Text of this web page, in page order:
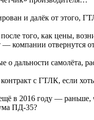
и далёк от этого,
того, как цены,
компании отвернутся
о дальности самолёта,
с ГТЛК, если
в 2016 году — раньше,
ПД-35?